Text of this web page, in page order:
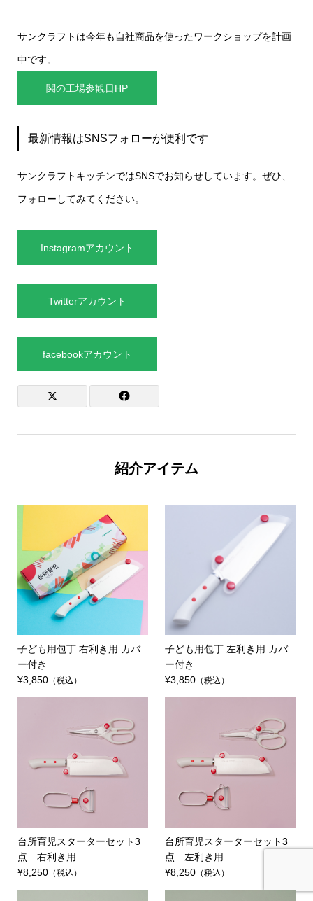
サンクラフトは今年も自社商品を使ったワークショップを計画
中です。
関の工場参観日HP
最新情報はSNSフォローが便利です
サンクラフトキッチンではSNSでお知らせしています。ぜひ、
フォローしてみてください。
Instagramアカウント
Twitterアカウント
facebookアカウント
紹介アイテム
子ども用包丁 右利き用 カバ
ー付き
¥3,850（税込）
子ども用包丁 左利き用 カバ
ー付き
¥3,850 （税込）
台所育児スターターセット3
点 右利き用
¥8,250（税込）
台所育児スターターセット3
点 左利き用
¥8,250 （税込）